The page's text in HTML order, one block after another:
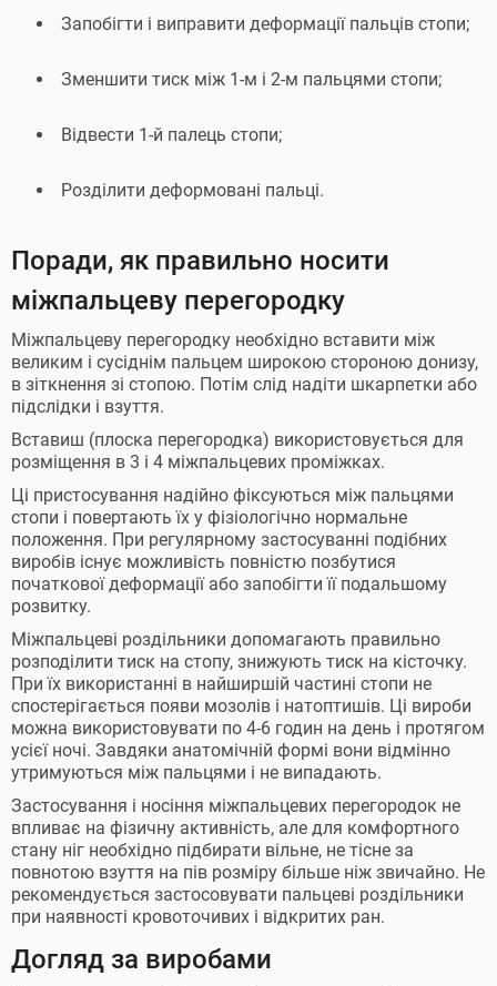
Запобігти і виправити деформації пальців стопи;
Зменшити тиск між 1-м і 2-м пальцями стопи;
Відвести 1-й палець стопи;
Розділити деформовані пальці.
Поради, як правильно носити
міжпальцеву перегородку
Міжпальцеву перегородку необхідно вставити між
великим і сусіднім пальцем широкою стороною донизу,
в зіткнення зі стопою. Потім слід надіти шкарпетки або
підслідки і взуття.
Вставиш (плоска перегородка) використовується для
розміщення в 3 і 4 міжпальцевих проміжках.
Ці пристосування надійно фіксуються між пальцями
стопи і повертають їх у фізіологічно нормальне
положення. При регулярному застосуванні подібних
виробів існує можливість повністю позбутися
початкової деформації або запобігти її подальшому
розвитку.
Міжпальцеві роздільники допомагають правильно
розподілити тиск на стопу, знижують тиск на кісточку.
При їх використанні в найширшій частині стопи не
спостерігається появи мозолів і натоптишів. Ці вироби
можна використовувати по 4-6 годин на день і протягом
усієї ночі. Завдяки анатомічній формі вони відмінно
утримуються між пальцями і не випадають.
Застосування і носіння міжпальцевих перегородок не
впливає на фізичну активність, але для комфортного
стану ніг необхідно підбирати вільне, не тісне за
повнотою взуття на пів розміру більше ніж звичайно. Не
рекомендується застосовувати пальцеві роздільники
при наявності кровоточивих і відкритих ран.
Догляд за виробами